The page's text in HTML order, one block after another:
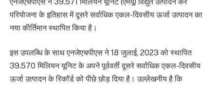
परियोजना के इतिहास में दूसरे सर्वाधिक एकल-दिवसीय ऊर्जा उत्पादन का
नया कीर्तिमान स्थापित किया है।
इस उपलब्धि के साथ एनजेएचपीएस ने 18 जुलाई, 2023 को स्थापित
39.570 मिलियन यूनिट के अपने पूर्ववर्ती दूसरे सर्वाधिक एकल-दिवसीय
ऊर्जा उत्पादन के रिकॉर्ड को पीछे छोड़ दिया है। उल्लेखनीय है कि